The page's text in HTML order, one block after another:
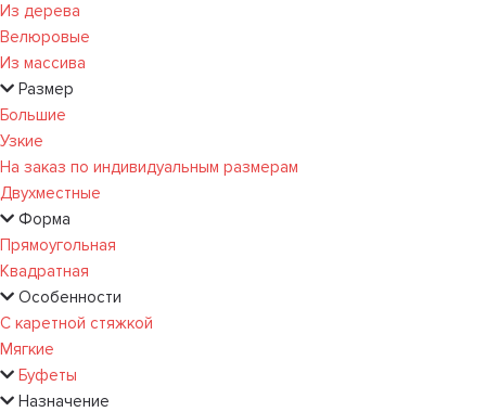
Из дерева
Велюровые
Из массива
Размер
Большие
Узкие
На заказ по индивидуальным размерам
Двухместные
Форма
Прямоугольная
Квадратная
Особенности
С каретной стяжкой
Мягкие
Буфеты
Назначение